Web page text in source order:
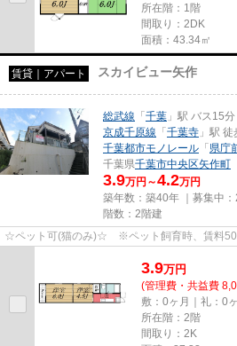
所在階：1階
間取り：2DK
面積：43.34㎡
賃貸｜アパート スカイビュー矢作
総武線 「千葉 」駅 バス15
京成千原線 「千葉寺 」駅
千葉都市モノレール 「県庁
千葉県千葉市中央区矢作町
3.9万円～4.2万円
築年数：築40年 ｜募集中：
階数：2階建
☆ペット可(猫のみ)☆ ※ペット飼育時、賃料
3.9万円
(管理費・共益費
敷：0ヶ月｜礼：0
所在階：2階
間取り：2K